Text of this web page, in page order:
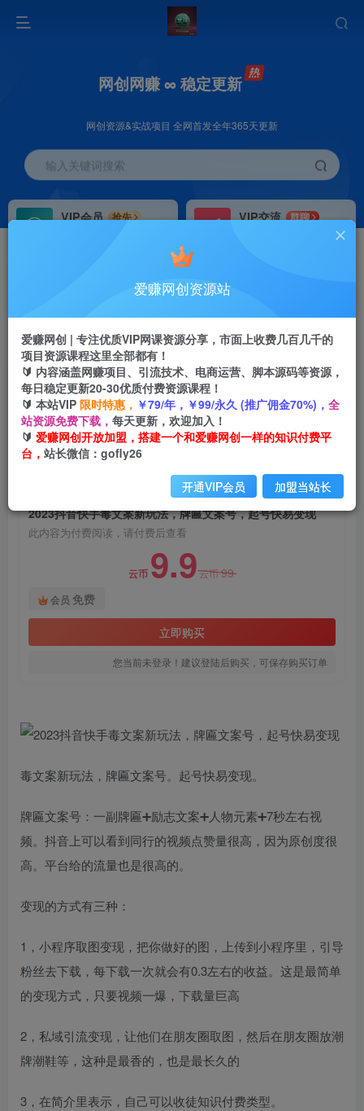
网创网赚 ∞ 稳定更新
网创资源&实战项目 全网首发全年365天更新
输入关键词搜索
VIP会员
抢先
VIP交流
群聊
研究探讨更多创业项目路子。
会员专属推广链接
首页 创业课程 会员免费 正文
2023抖音快手毒文案新玩法，牌匾文案号，起号
快易变现
爱赚网创
2年前发布
关注 私信
2023抖音快手毒文案新玩法，牌匾文案号，起号快易变现
此内容为付费阅读，请付费后查看
云币 9.9云币99
会员 免费
立即购买
您当前未登录！建议登陆后购买，可保存购买订单
毒文案新玩法，牌匾文案号。起号快易变现。
牌匾文案号：一副牌匾➕励志文案➕人物元素➕7秒左右视
频。抖音上可以看到同行的视频点赞量很高，因为原创度很
高。平台给的流量也是很高的。
变现的方式有三种：
1，小程序取图变现，把你做好的图，上传到小程序里，引导
粉丝去下载，每下载一次就会有0.3左右的收益。这是最简单
的变现方式，只要视频一爆，下载量巨高
2，私域引流变现，让他们在朋友圈取图，然后在朋友圈放潮
牌潮鞋等，这种是最香的，也是最长久的
3，在简介里表示，自己可以收徒知识付费类型。
爱赚网创资源站
爱赚网创 | 专注优质VIP网课资源分享，市面上收费几百几千的
项目资源课程这里全部都有！
🔰 内容涵盖网赚项目、引流技术、电商运营、脚本源码等资源，
每日稳定更新20-30优质付费资源课程！
🔰 本站VIP 限时特惠， ￥79/年，￥99/永久 (推广佣金70%)， 全
站资源免费下载， 每天更新，欢迎加入！
🔰 爱赚网创开放加盟，搭建一个和爱赚网创一样的知识付费平
台， 站长微信：gofly26
开通VIP会员 加盟当站长